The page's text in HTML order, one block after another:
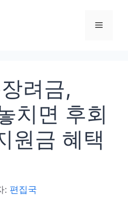
메
려금,
치면 후회
원금 혜택
: 편집국